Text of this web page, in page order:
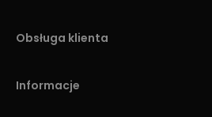
Obsługa klienta
Informacje